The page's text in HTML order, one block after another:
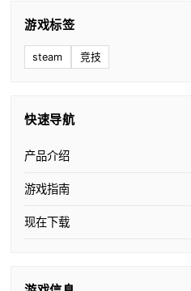
游戏标签
steam 竞技
快速导航
产品介绍
游戏指南
现在下载